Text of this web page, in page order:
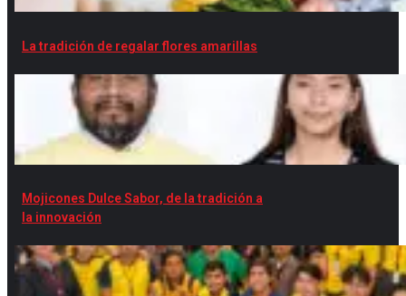
La tradición de regalar flores amarillas
Mojicones Dulce Sabor, de la tradición a
la innovación